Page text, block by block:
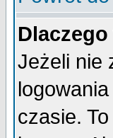
Jeżeli nie
czasie.